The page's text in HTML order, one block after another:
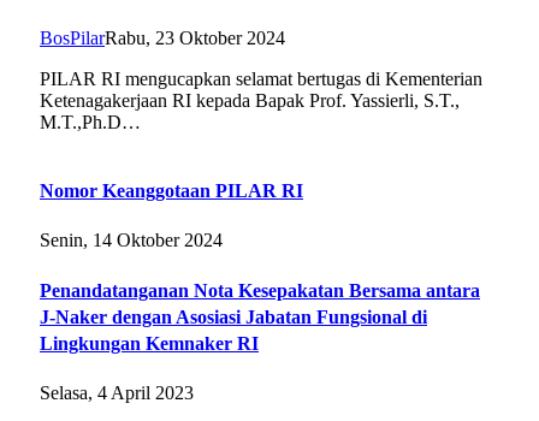
BosPilarRabu, 23 Oktober 2024
PILAR RI mengucapkan selamat bertugas di Kementerian
Ketenagakerjaan RI kepada Bapak Prof. Yassierli, S.T.,
M.T.,Ph.D…
Nomor Keanggotaan PILAR RI
Senin, 14 Oktober 2024
Penandatanganan Nota Kesepakatan Bersama antara
J-Naker dengan Asosiasi Jabatan Fungsional di
Lingkungan Kemnaker RI
Selasa, 4 April 2023